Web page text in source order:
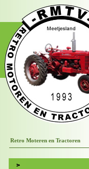
Retro Moteren en Tractoren